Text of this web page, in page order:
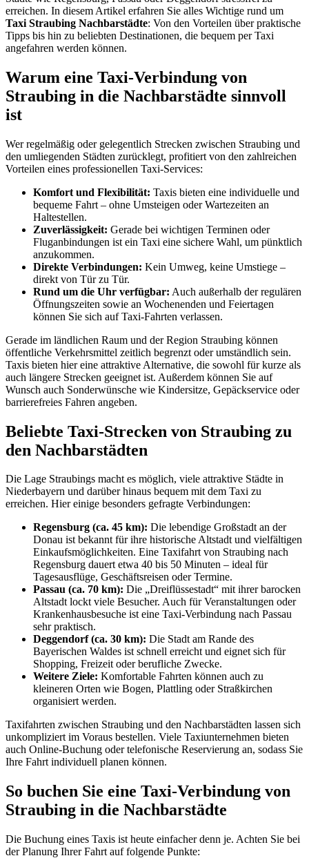
erreichen. In diesem Artikel erfahren Sie alles Wichtige rund um
Taxi Straubing Nachbarstädte: Von den Vorteilen über praktische
Tipps bis hin zu beliebten Destinationen, die bequem per Taxi
angefahren werden können.
Warum eine Taxi-Verbindung von
Straubing in die Nachbarstädte sinnvoll
ist
Wer regelmäßig oder gelegentlich Strecken zwischen Straubing und
den umliegenden Städten zurücklegt, profitiert von den zahlreichen
Vorteilen eines professionellen Taxi-Services:
Komfort und Flexibilität: Taxis bieten eine individuelle und
bequeme Fahrt – ohne Umsteigen oder Wartezeiten an
Haltestellen.
Zuverlässigkeit: Gerade bei wichtigen Terminen oder
Fluganbindungen ist ein Taxi eine sichere Wahl, um pünktlich
anzukommen.
Direkte Verbindungen: Kein Umweg, keine Umstiege –
direkt von Tür zu Tür.
Rund um die Uhr verfügbar: Auch außerhalb der regulären
Öffnungszeiten sowie an Wochenenden und Feiertagen
können Sie sich auf Taxi-Fahrten verlassen.
Gerade im ländlichen Raum und der Region Straubing können
öffentliche Verkehrsmittel zeitlich begrenzt oder umständlich sein.
Taxis bieten hier eine attraktive Alternative, die sowohl für kurze als
auch längere Strecken geeignet ist. Außerdem können Sie auf
Wunsch auch Sonderwünsche wie Kindersitze, Gepäckservice oder
barrierefreies Fahren angeben.
Beliebte Taxi-Strecken von Straubing zu
den Nachbarstädten
Die Lage Straubings macht es möglich, viele attraktive Städte in
Niederbayern und darüber hinaus bequem mit dem Taxi zu
erreichen. Hier einige besonders gefragte Verbindungen:
Regensburg (ca. 45 km): Die lebendige Großstadt an der
Donau ist bekannt für ihre historische Altstadt und vielfältigen
Einkaufsmöglichkeiten. Eine Taxifahrt von Straubing nach
Regensburg dauert etwa 40 bis 50 Minuten – ideal für
Tagesausflüge, Geschäftsreisen oder Termine.
Passau (ca. 70 km): Die „Dreiflüssestadt“ mit ihrer barocken
Altstadt lockt viele Besucher. Auch für Veranstaltungen oder
Krankenhausbesuche ist eine Taxi-Verbindung nach Passau
sehr praktisch.
Deggendorf (ca. 30 km): Die Stadt am Rande des
Bayerischen Waldes ist schnell erreicht und eignet sich für
Shopping, Freizeit oder berufliche Zwecke.
Weitere Ziele: Komfortable Fahrten können auch zu
kleineren Orten wie Bogen, Plattling oder Straßkirchen
organisiert werden.
Taxifahrten zwischen Straubing und den Nachbarstädten lassen sich
unkompliziert im Voraus bestellen. Viele Taxiunternehmen bieten
auch Online-Buchung oder telefonische Reservierung an, sodass Sie
Ihre Fahrt individuell planen können.
So buchen Sie eine Taxi-Verbindung von
Straubing in die Nachbarstädte
Die Buchung eines Taxis ist heute einfacher denn je. Achten Sie bei
der Planung Ihrer Fahrt auf folgende Punkte: